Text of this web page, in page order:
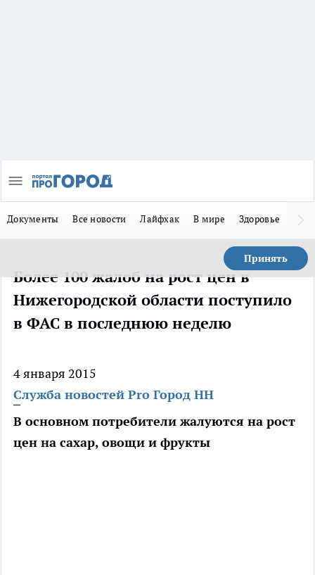
Документы Все новости Лайфхак В мире Здоровье
Принять
Более 100 жалоб на рост цен в
Нижегородской области поступило
в ФАС в последнюю неделю
4 января 2015
Служба новостей Pro Город НН
В основном потребители жалуются на рост
цен на сахар, овощи и фрукты